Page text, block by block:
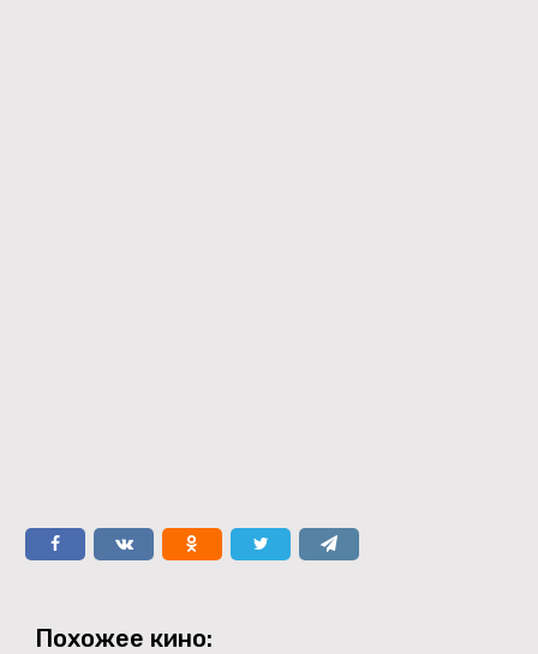
Похожее кино: